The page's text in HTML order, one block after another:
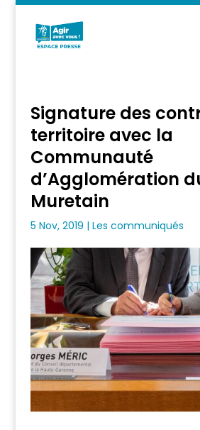
Signature des
territoire avec la
Communauté
d’Agglomération
Muretain
5 Nov, 2019 | Les communiqués